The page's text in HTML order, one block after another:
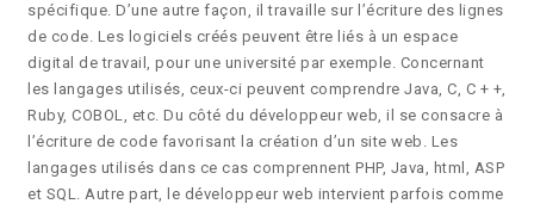
spécifique. D’une autre façon, il travaille sur l’écriture des lignes
de code. Les logiciels créés peuvent être liés à un espace
digital de travail, pour une université par exemple. Concernant
les langages utilisés, ceux-ci peuvent comprendre Java, C, C + +,
Ruby, COBOL, etc. Du côté du développeur web, il se consacre à
l’écriture de code favorisant la création d’un site web. Les
langages utilisés dans ce cas comprennent PHP, Java, html, ASP
et SQL. Autre part, le développeur web intervient parfois comme